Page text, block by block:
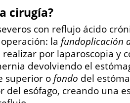
cirugía?
con reflujo ácido
la fundoplicación
por laparoscopia y
devolviendo el
superior o fondo del
del esófago, creando una